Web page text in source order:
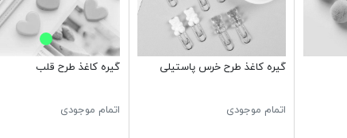
گیره کاغذ طرح خرس پاستیلی
اتمام موجودی
گیره کاغذ طرح قلب
اتمام موجودی